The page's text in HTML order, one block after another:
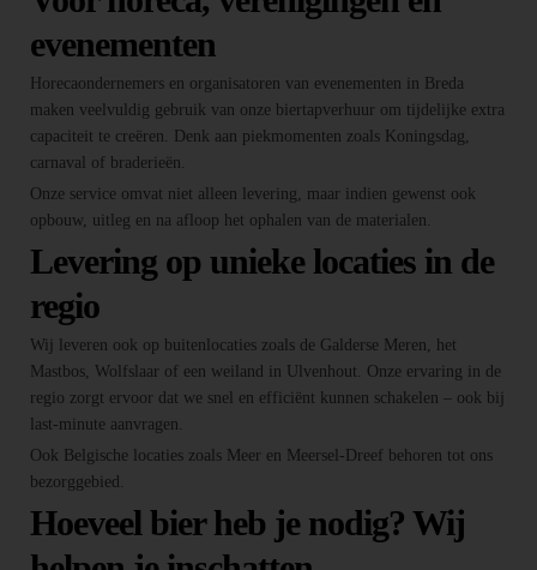
evenementen
Horecaondernemers en organisatoren van evenementen in Breda
maken veelvuldig gebruik van onze biertapverhuur om tijdelijke extra
capaciteit te creëren. Denk aan piekmomenten zoals Koningsdag,
carnaval of braderieën.
Onze service omvat niet alleen levering, maar indien gewenst ook
opbouw, uitleg en na afloop het ophalen van de materialen.
Levering op unieke locaties in de
regio
Wij leveren ook op buitenlocaties zoals de Galderse Meren, het
Mastbos, Wolfslaar of een weiland in Ulvenhout. Onze ervaring in de
regio zorgt ervoor dat we snel en efficiënt kunnen schakelen – ook bij
last-minute aanvragen.
Ook Belgische locaties zoals Meer en Meersel-Dreef behoren tot ons
bezorggebied.
Hoeveel bier heb je nodig? Wij